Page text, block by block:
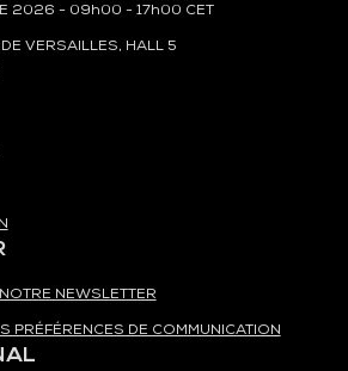
2026 - 09h00 - 17h00 CET
VERSAILLES, HALL 5
NEWSLETTER
PRÉFÉRENCES DE COMMUNICATION